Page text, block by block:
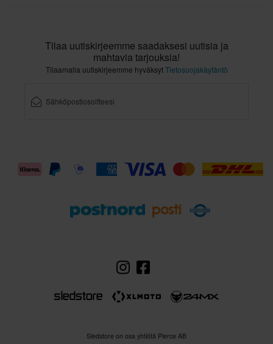
Tilaa uutiskirjeemme saadaksesi uutisia ja
mahtavia tarjouksia!
Tilaamalla uutiskirjeemme hyväksytTietosuojakäytäntö
Sledstore on osa yhtiötä Pierce AB